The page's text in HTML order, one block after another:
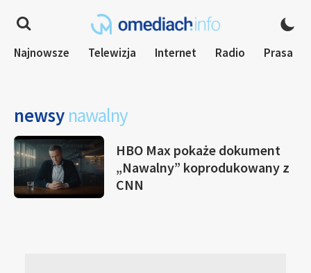
Najnowsze Telewizja Internet Radio Prasa
newsy nawalny
HBO Max pokaże dokument
„Nawalny” koprodukowany z
CNN